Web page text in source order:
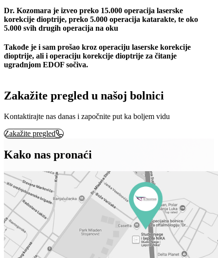
Dr. Kozomara je izveo preko 15.000 operacija laserske
korekcije dioptrije, preko 5.000 operacija katarakte, te oko
5.000 svih drugih operacija na oku
Takođe je i sam prošao kroz operaciju laserske korekcije
dioptrije, ali i operaciju korekcije dioptrije za čitanje
ugradnjom EDOF sočiva.
Zakažite pregled u našoj bolnici
Kontaktirajte nas danas i započnite put ka boljem vidu
Zakažite pregled
Kako nas pronaći